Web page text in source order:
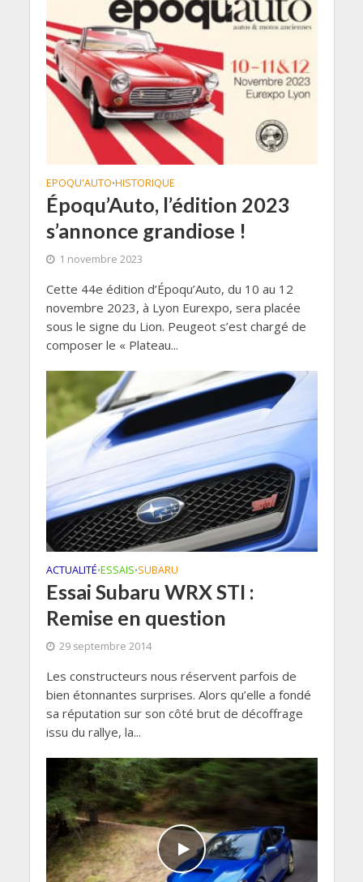
EPOQU'AUTO•HISTORIQUE
Époqu’Auto, l’édition 2023
s’annonce grandiose !
1 novembre 2023
Cette 44e édition d’Époqu’Auto, du 10 au 12
novembre 2023, à Lyon Eurexpo, sera placée
sous le signe du Lion. Peugeot s’est chargé de
composer le « Plateau...
ACTUALITÉ•ESSAIS•SUBARU
Essai Subaru WRX STI :
Remise en question
29 septembre 2014
Les constructeurs nous réservent parfois de
bien étonnantes surprises. Alors qu’elle a fondé
sa réputation sur son côté brut de décoffrage
issu du rallye, la...